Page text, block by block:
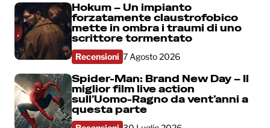
Hokum – Un impianto
forzatamente claustrofobico
mette in ombra i traumi di uno
scrittore tormentato
Recensioni 7 Agosto 2026
Spider-Man: Brand New Day – Il
miglior film live action
sull’Uomo-Ragno da vent’anni a
questa parte